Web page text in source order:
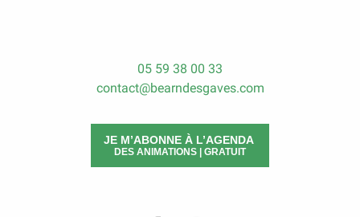
05 59 38 00 33
contact@bearndesgaves.com
JE M’ABONNE À L’AGENDA
DES ANIMATIONS | GRATUIT